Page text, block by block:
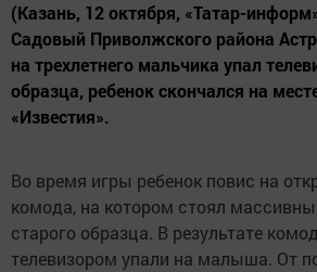
(Казань, 12 октября, «Татар-
Садовый Приволжского района
на трехлетнего мальчика упал
образца, ребенок скончался на
«Известия».
Во время игры ребенок повис на
комода, на котором стоял
старого образца. В результате
телевизором упали на малыша. От